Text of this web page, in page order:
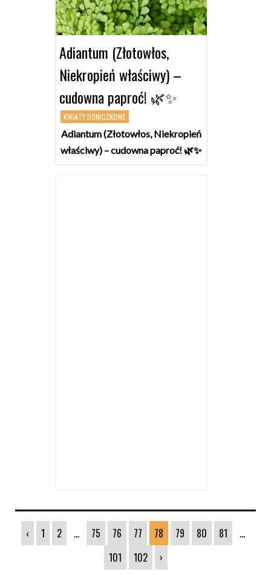
Adiantum (Złotowłos,
Niekropień właściwy) –
cudowna paproć! 🌿✨
KWIATY DONICZKOWE
Adiantum (Złotowłos, Niekropień
właściwy) – cudowna paproć! 🌿✨
‹ 1 2 ... 75 76 77 78 79 80 81
...
101
102 ›